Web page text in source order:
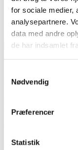
for sociale medier,
analysepartnere.
data med andre
de har indsamlet
Nødvendig
Præferencer
Statistik
Logo pilespids
2.2
Træk og slip
Foreningen af
8300 Odder
Populære sider